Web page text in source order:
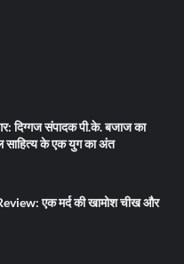
दिग्गज संपादक पी.के. बजाज का
साहित्य के एक युग का अंत
एक मर्द की खामोश चीख और